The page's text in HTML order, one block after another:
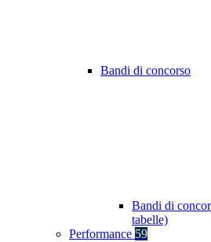
Bandi di concorso
Bandi di
tabelle)
Performance 59